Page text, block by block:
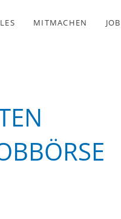
MITMACHEN